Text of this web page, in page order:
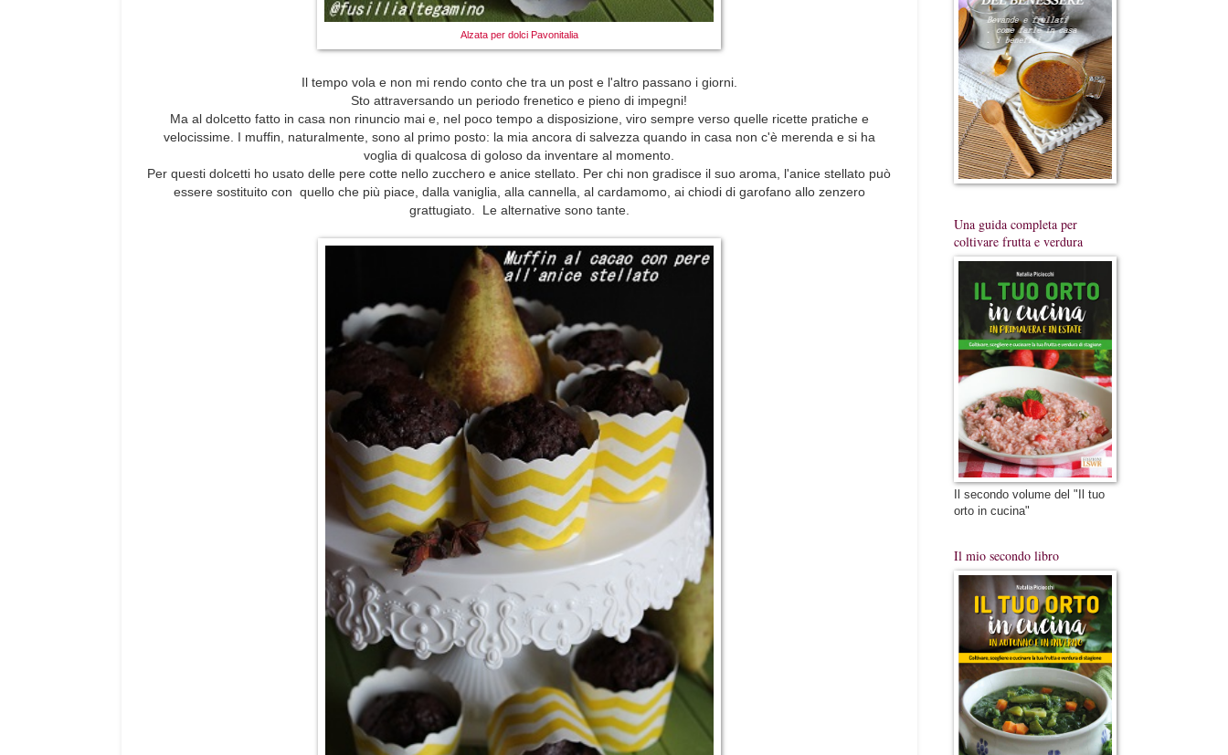
Alzata per dolci Pavonitalia
Il tempo vola e non mi rendo conto che tra un post e l'altro passano i giorni.
Sto attraversando un periodo frenetico e pieno di impegni!
Ma al dolcetto fatto in casa non rinuncio mai e, nel poco tempo a disposizione, viro sempre verso quelle ricette pratiche e
velocissime. I muffin, naturalmente, sono al primo posto: la mia ancora di salvezza quando in casa non c'è merenda e si ha
voglia di qualcosa di goloso da inventare al momento.
Per questi dolcetti ho usato delle pere cotte nello zucchero e anice stellato. Per chi non gradisce il suo aroma, l'anice stellato può
essere sostituito con quello che più piace, dalla vaniglia, alla cannella, al cardamomo, ai chiodi di garofano allo zenzero
grattugiato. Le alternative sono tante.
Una guida completa per
coltivare frutta e verdura
Il secondo volume del "Il tuo
orto in cucina"
Il mio secondo libro